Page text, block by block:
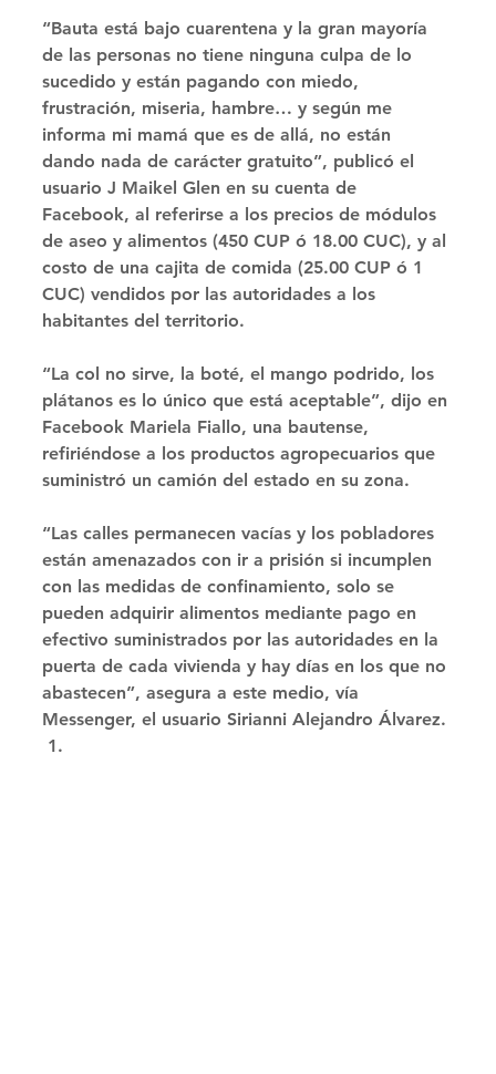
“Bauta está bajo cuarentena y la gran mayoría
de las personas no tiene ninguna culpa de lo
sucedido y están pagando con miedo,
frustración, miseria, hambre… y según me
informa mi mamá que es de allá, no están
dando nada de carácter gratuito”, publicó el
usuario J Maikel Glen en su cuenta de
Facebook, al referirse a los precios de módulos
de aseo y alimentos (450 CUP ó 18.00 CUC), y al
costo de una cajita de comida (25.00 CUP ó 1
CUC) vendidos por las autoridades a los
habitantes del territorio.
“La col no sirve, la boté, el mango podrido, los
plátanos es lo único que está aceptable”, dijo en
Facebook Mariela Fiallo, una bautense,
refiriéndose a los productos agropecuarios que
suministró un camión del estado en su zona.
“Las calles permanecen vacías y los pobladores
están amenazados con ir a prisión si incumplen
con las medidas de confinamiento, solo se
pueden adquirir alimentos mediante pago en
efectivo suministrados por las autoridades en la
puerta de cada vivienda y hay días en los que no
abastecen”, asegura a este medio, vía
Messenger, el usuario Sirianni Alejandro Álvarez.